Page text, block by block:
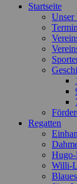
oben
Startseite
Unser
Regatten
Hugo-
Willi-